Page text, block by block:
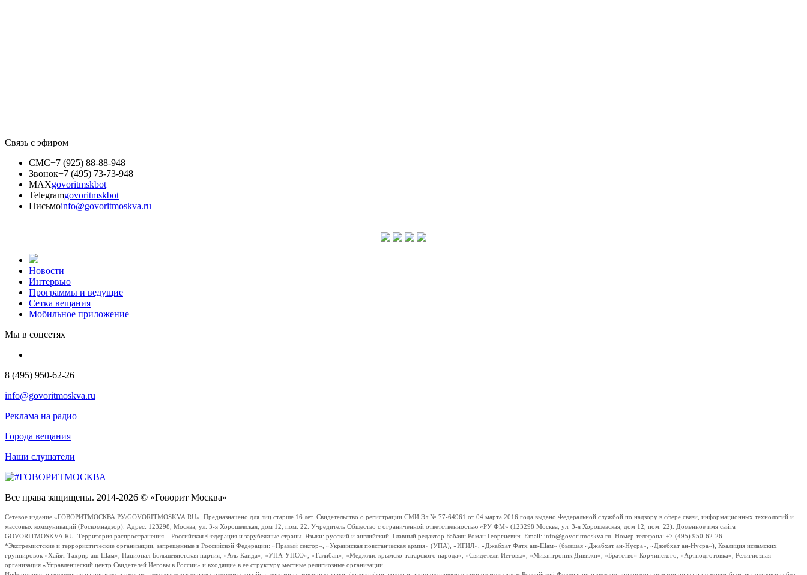
Связь с эфиром
СМС+7 (925) 88-88-948
Звонок+7 (495) 73-73-948
MAXgovoritmskbot
Telegramgovoritmskbot
Письмоinfo@govoritmoskva.ru
Новости
Интервью
Программы и ведущие
Сетка вещания
Мобильное приложение
Мы в соцсетях
8 (495) 950-62-26
info@govoritmoskva.ru
Реклама на радио
Города вещания
Наши слушатели
Все права защищены. 2014-2026 © «Говорит Москва»
Сетевое издание «ГОВОРИТМОСКВА.РУ/GOVORITMOSKVA.RU». Предназначено для лиц старше 16 лет. Свидетельство о регистрации СМИ Эл № 77-64961 от 04 марта 2016 года выдано Федеральной службой по надзору в сфере связи, информационных технологий и
массовых коммуникаций (Роскомнадзор). Адрес: 123298, Москва, ул. 3-я Хорошевская, дом 12, пом. 22. Учредитель Общество с ограниченной ответственностью «РУ ФМ» (123298 Москва, ул. 3-я Хорошевская, дом 12, пом. 22). Доменное имя сайта
GOVORITMOSKVA.RU. Территория распространения – Российская Федерация и зарубежные страны. Языки: русский и английский. Главный редактор Бабаян Роман Георгиевич. Email: info@govoritmoskva.ru. Номер телефона: +7 (495) 950-62-26
*Экстремистские и террористические организации, запрещенные в Российской Федерации: «Правый сектор», «Украинская повстанческая армия» (УПА), «ИГИЛ», «Джабхат Фатх аш-Шам» (бывшая «Джабхат ан-Нусра», «Джебхат ан-Нусра»), Коалиция исламских
группировок «Хайят Тахрир аш-Шам», Национал-Большевистская партия, «Аль-Каида», «УНА-УНСО», «Талибан», «Меджлис крымско-татарского народа», «Свидетели Иеговы», «Мизантропик Дивижн», «Братство» Корчинского, «Артподготовка», Религиозная
организация «Управленческий центр Свидетелей Иеговы в России» и входящие в ее структуру местные религиозные организации.